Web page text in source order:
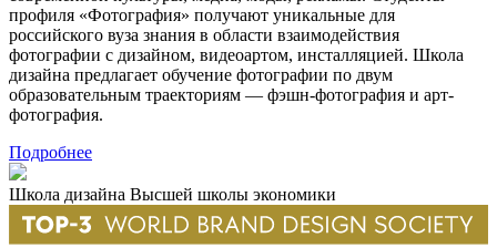
профиля «Фотография» получают уникальные для
российского вуза знания в области взаимодействия
фотографии с дизайном, видеоартом, инсталляцией. Школа
дизайна предлагает обучение фотографии по двум
образовательным траекториям — фэшн-фотография и арт-
фотография.
Подробнее
Школа дизайна Высшей школы экономики